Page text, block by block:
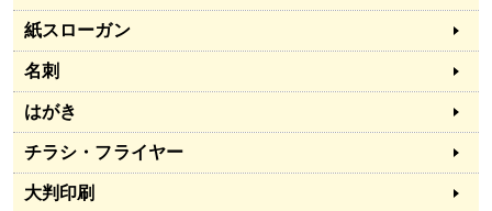
紙スローガン
名刺
はがき
チラシ・フライヤー
大判印刷